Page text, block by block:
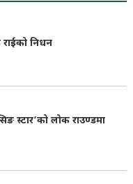
निधन
स्टार’को लोक राउण्डमा